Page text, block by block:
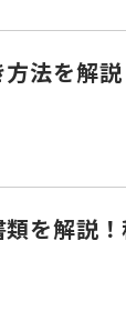
法を解
を解説